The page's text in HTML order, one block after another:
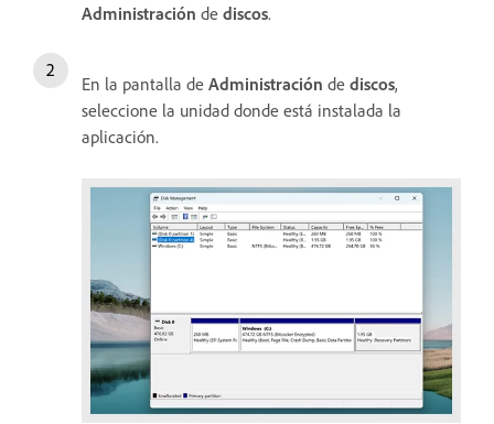
Administración de discos.
En la pantalla de Administración de discos,
seleccione la unidad donde está instalada la
aplicación.